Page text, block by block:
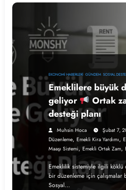
EKONOMI HABERLERI GÜNDEM SOSYAL
Emeklilere büyük
geliyor
Ortak
desteği planı
Muhsin Hoca Şubat 7,
Düzenleme, Emekli Kira Yardımı,
Maaşı Sistemi, Emekli Ortak Zam,
Emeklilik sistemiyle ilgili
bir düzenleme için çalışmalar
Sosyal…